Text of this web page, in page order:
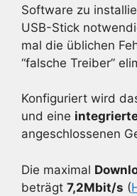
Software zu
USB-Stick
mal die üblichen
“falsche Treiber”
Konfiguriert wird
und eine
angeschlossenen
Die maximal
beträgt 7,2Mbit/s (